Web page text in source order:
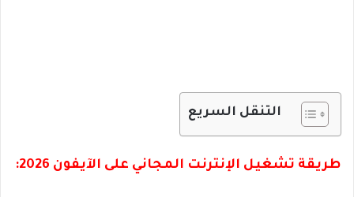
التنقل السريع
طريقة تشغيل الإنترنت المجاني على الآيفون 2026: